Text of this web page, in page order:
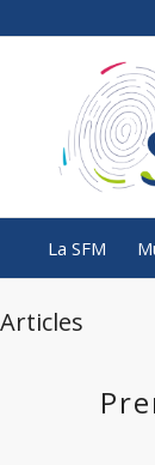
La SFM
Articles